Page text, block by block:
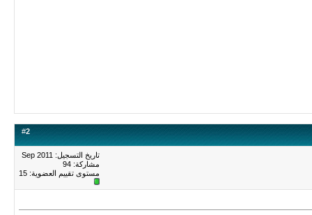
#2
تاريخ التسجيل: Sep 2011
مشاركة: 94
مستوى تقييم العضوية: 15